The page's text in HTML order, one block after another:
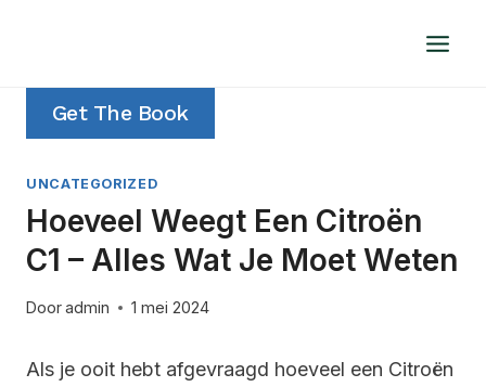
Get The Book
UNCATEGORIZED
Hoeveel Weegt Een Citroën
C1 – Alles Wat Je Moet Weten
Dooradmin 1 mei 2024
Als je ooit hebt afgevraagd hoeveel een Citroën